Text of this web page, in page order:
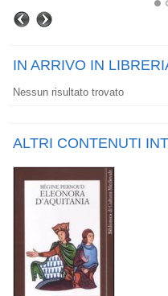
IN ARRIVO IN
Nessun risultato trovato
ALTRI CONTENUTI